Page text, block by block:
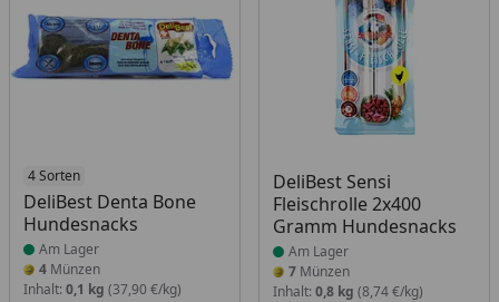
4 Sorten
DeliBest Denta Bone
Hundesnacks
Produkt am Lager
Am Lager
4 Münzen
Inhalt: 0,1 kg (37,90 €/kg)
DeliBest Sensi
Fleischrolle 2x400
Gramm Hundesnacks
Produkt am Lager
Am Lager
7Münzen
Inhalt: 0,8 kg (8,74 €/kg)